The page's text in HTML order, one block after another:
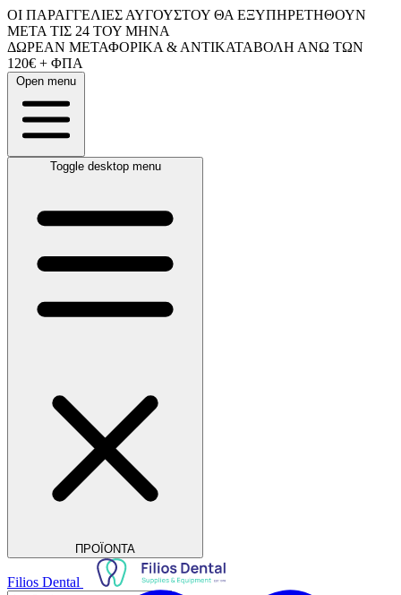
ΟΙ ΠΑΡΑΓΓΕΛΙΕΣ ΑΥΓΟΥΣΤΟΥ ΘΑ ΕΞΥΠΗΡΕΤΗΘΟΥΝ
ΜΕΤΑ ΤΙΣ 24 ΤΟΥ ΜΗΝΑ
ΔΩΡΕΑΝ ΜΕΤΑΦΟΡΙΚΑ & ΑΝΤΙΚΑΤΑΒΟΛΗ ΑΝΩ ΤΩΝ
120€ + ΦΠΑ
Open menu
Toggle desktop menu
ΠΡΟΪΟΝΤΑ
Filios Dental